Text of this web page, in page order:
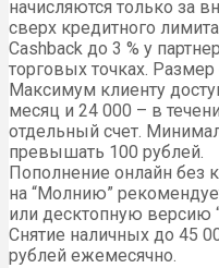
начисляются только за
сверх кредитного
Cashback до 3 % у
торговых точках.
Максимум клиенту
месяц и 24 000 – в
отдельный счет.
превышать 100 рублей.
Пополнение онлайн без
на “Молнию”
или десктопную версию
Снятие наличных до 45
рублей ежемесячно.